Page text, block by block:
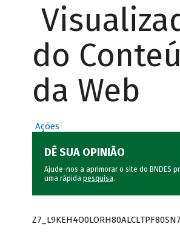
do
da Web
Ações
DÊ SUA OPINIÃO
Ajude-nos a aprimorar o site do BNDES
uma rápida pesquisa.
Z7_L9KEH4O0LORH80ALCLTPF80SN7